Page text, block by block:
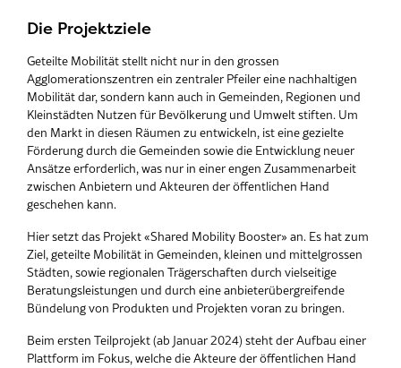
Die Projektziele
Geteilte Mobilität stellt nicht nur in den grossen
Agglomerationszentren ein zentraler Pfeiler eine nachhaltigen
Mobilität dar, sondern kann auch in Gemeinden, Regionen und
Kleinstädten Nutzen für Bevölkerung und Umwelt stiften. Um
den Markt in diesen Räumen zu entwickeln, ist eine gezielte
Förderung durch die Gemeinden sowie die Entwicklung neuer
Ansätze erforderlich, was nur in einer engen Zusammenarbeit
zwischen Anbietern und Akteuren der öffentlichen Hand
geschehen kann.
Hier setzt das Projekt «Shared Mobility Booster» an. Es hat zum
Ziel, geteilte Mobilität in Gemeinden, kleinen und mittelgrossen
Städten, sowie regionalen Trägerschaften durch vielseitige
Beratungsleistungen und durch eine anbieterübergreifende
Bündelung von Produkten und Projekten voran zu bringen.
Beim ersten Teilprojekt (ab Januar 2024) steht der Aufbau einer
Plattform im Fokus, welche die Akteure der öffentlichen Hand